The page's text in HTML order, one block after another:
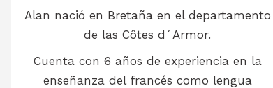
Alan nació en Bretaña en el departamento
de las Côtes d´Armor.
Cuenta con 6 años de experiencia en la
enseñanza del francés como lengua